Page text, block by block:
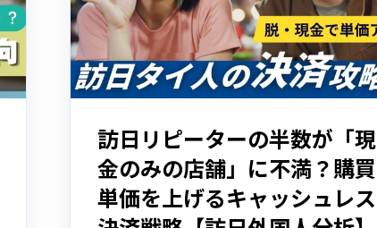
訪日リピーターの半数が「現
金のみの店舗」に不満？購買
単価を上げるキャッシュレス